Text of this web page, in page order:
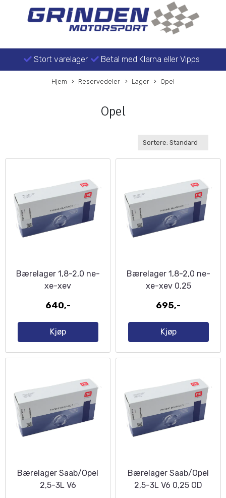
Stort varelager Betal med Klarna eller Vipps
Hjem Reservedeler Lager Opel
Opel
Bærelager 1,8-2,0 ne-
xe-xev
640,-
Kjøp
Bærelager 1,8-2,0 ne-
xe-xev 0,25
695,-
Kjøp
Bærelager Saab/Opel
2,5-3L V6
Bærelager Saab/Opel
2,5-3L V6 0,25 OD